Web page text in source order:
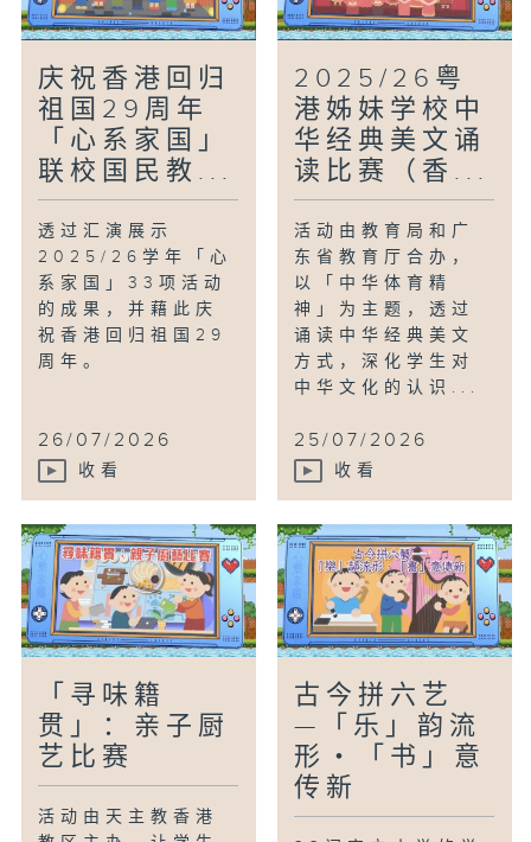
庆祝香港回归
祖国29周年
「心系家国」
联校国民教...
透过汇演展示
2025/26学年「心
系家国」33项活动
的成果，并藉此庆
祝香港回归祖国29
周年。
26/07/2026
收看
2025/26粤
港姊妹学校中
华经典美文诵
读比赛（香...
活动由教育局和广
东省教育厅合办，
以「中华体育精
神」为主题，透过
诵读中华经典美文
方式，深化学生对
中华文化的认识...
25/07/2026
收看
「寻味籍
贯」：亲子厨
艺比赛
活动由天主教香港
古今拼六艺
—「乐」韵流
形・「书」意
传新